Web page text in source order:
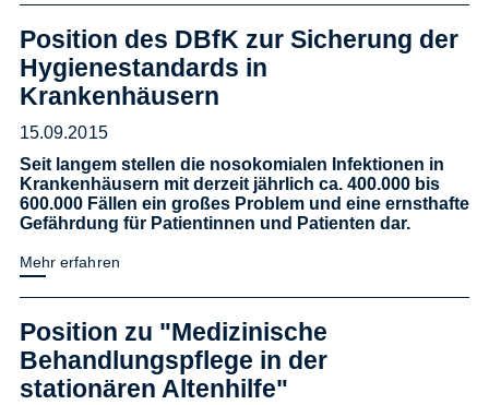
Position des DBfK zur Sicherung der
Hygienestandards in
Krankenhäusern
15.09.2015
Seit langem stellen die nosokomialen Infektionen in
Krankenhäusern mit derzeit jährlich ca. 400.000 bis
600.000 Fällen ein großes Problem und eine ernsthafte
Gefährdung für Patientinnen und Patienten dar.
Mehr erfahren
Position zu "Medizinische
Behandlungspflege in der
stationären Altenhilfe"